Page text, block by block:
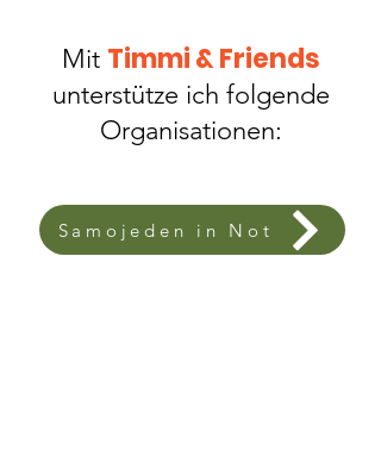
Mit Timmi & Friends
unterstütze ich folgende
Organisationen:
Samojeden in Not